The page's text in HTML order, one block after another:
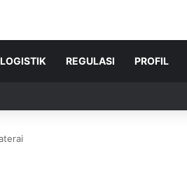
LOGISTIK REGULASI PROFIL